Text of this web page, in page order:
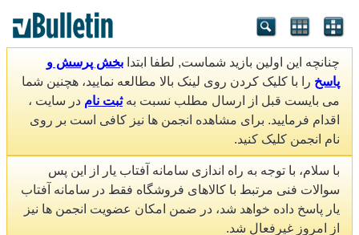
چنانچه این اولین بازید شماست, لطفا ابتدا بخش پرسش و
پاسخ را با کلیک کردن روی لینک بالا مطالعه نمایید، هچنین شما
می بایست قبل از ارسال مطلب نسبت بهثبت نام در سایت ،
اقدام فرمایید. برای مشاهده انجمن ها نیز کافی است بر روی
نام انجمن کلیک کنید.
با سلام، با توجه به راه اندازی سامانه آفتاب یار از این پس
سوالات فنی مرتبط با کالاهای فروشگاه فقط در سامانه آفتاب
یار پاسخ داده خواهد شد، در ضمن امکان عضویت انجمن ها نیز
از امروز غیرفعال شد.